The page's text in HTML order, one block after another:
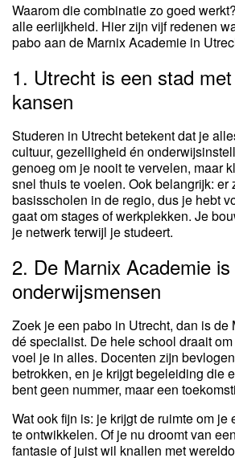
Waarom die combinatie zo goed
alle eerlijkheid. Hier zijn vijf redenen
pabo aan de Marnix Academie in
1. Utrecht is een stad
kansen
Studeren in Utrecht betekent dat je
cultuur, gezelligheid én
genoeg om je nooit te vervelen, maar
snel thuis te voelen. Ook belangrijk: er
basisscholen in de regio, dus je hebt
gaat om stages of werkplekken. Je
je netwerk terwijl je studeert.
2. De Marnix Academie
onderwijsmensen
Zoek je een pabo in Utrecht, dan is de
dé specialist. De hele school draait
voel je in alles. Docenten zijn
betrokken, en je krijgt begeleiding die
bent geen nummer, maar een
Wat ook fijn is: je krijgt de ruimte om je
te ontwikkelen. Of je nu droomt van
fantasie of juist wil knallen met